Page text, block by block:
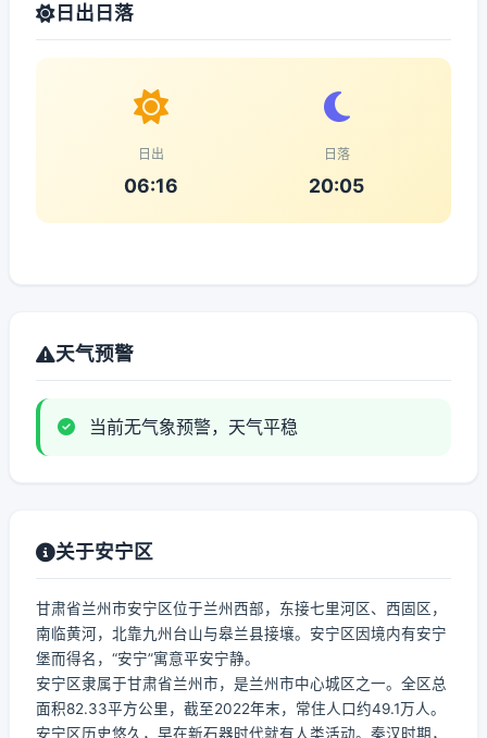
日出日落
日出
06:16
日落
20:05
天气预警
当前无气象预警，天气平稳
关于安宁区
甘肃省兰州市安宁区位于兰州西部，东接七里河区、西固区，
南临黄河，北靠九州台山与皋兰县接壤。安宁区因境内有安宁
堡而得名，“安宁”寓意平安宁静。
安宁区隶属于甘肃省兰州市，是兰州市中心城区之一。全区总
面积82.33平方公里，截至2022年末，常住人口约49.1万人。
安宁区历史悠久，早在新石器时代就有人类活动。秦汉时期，